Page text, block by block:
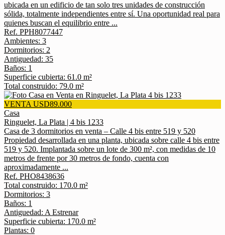
ubicada en un edificio de tan solo tres unidades de construcción
sólida, totalmente independientes entre sí. Una oportunidad real para
quienes buscan el equilibrio entre ...
Ref. PPH8077447
Ambientes: 3
Dormitorios: 2
Antiguedad: 35
Baños: 1
Superficie cubierta: 61.0 m²
Total construido: 79.0 m²
VENTA USD89.000
Casa
Ringuelet, La Plata | 4 bis 1233
Casa de 3 dormitorios en venta – Calle 4 bis entre 519 y 520
Propiedad desarrollada en una planta, ubicada sobre calle 4 bis entre
519 y 520. Implantada sobre un lote de 300 m², con medidas de 10
metros de frente por 30 metros de fondo, cuenta con
aproximadamente ...
Ref. PHO8438636
Total construido: 170.0 m²
Dormitorios: 3
Baños: 1
Antiguedad: A Estrenar
Superficie cubierta: 170.0 m²
Plantas: 0